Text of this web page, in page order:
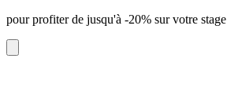
pour profiter de jusqu'à -20% sur votre stage